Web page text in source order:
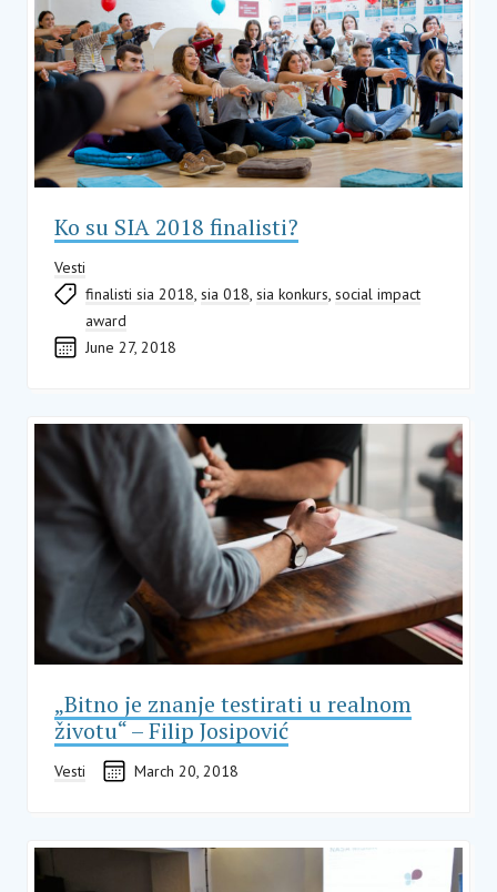
Ko su SIA 2018 finalisti?
Vesti
finalisti sia 2018, sia 018, sia konkurs, social impact
award
June 27, 2018
„Bitno je znanje testirati u realnom
životu“ – Filip Josipović
Vesti March 20, 2018